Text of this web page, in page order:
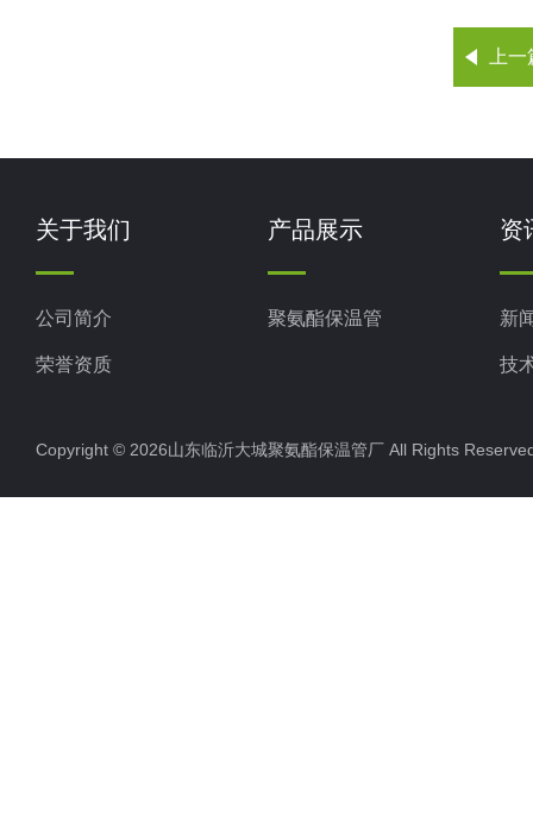
上
关于我们
公司简介
荣誉资质
产品展示
聚氨酯保温管
资
新
技
Copyright © 2026山东临沂大城聚氨酯保温管厂 All Rights